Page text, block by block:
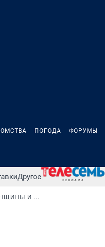
ПОГОДА ФОРУМЫ
Другое
И ...